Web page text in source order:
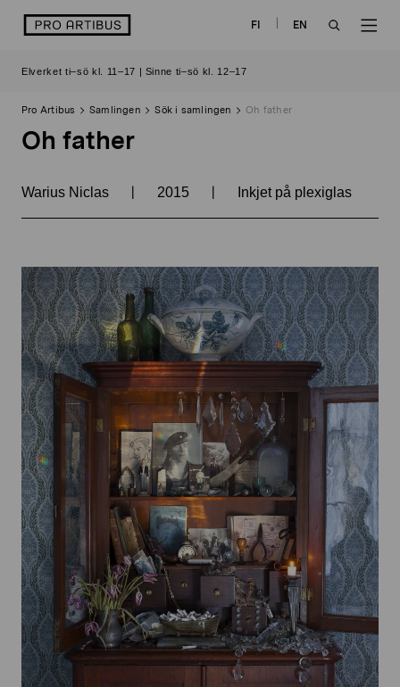
logo FI
EN
Elverket ti–sö kl. 11–17 | Sinne ti–sö kl. 12–17
Pro Artibus Samlingen Sök i samlingen Oh father
Oh father
Warius Niclas | 2015 | Inkjet på plexiglas